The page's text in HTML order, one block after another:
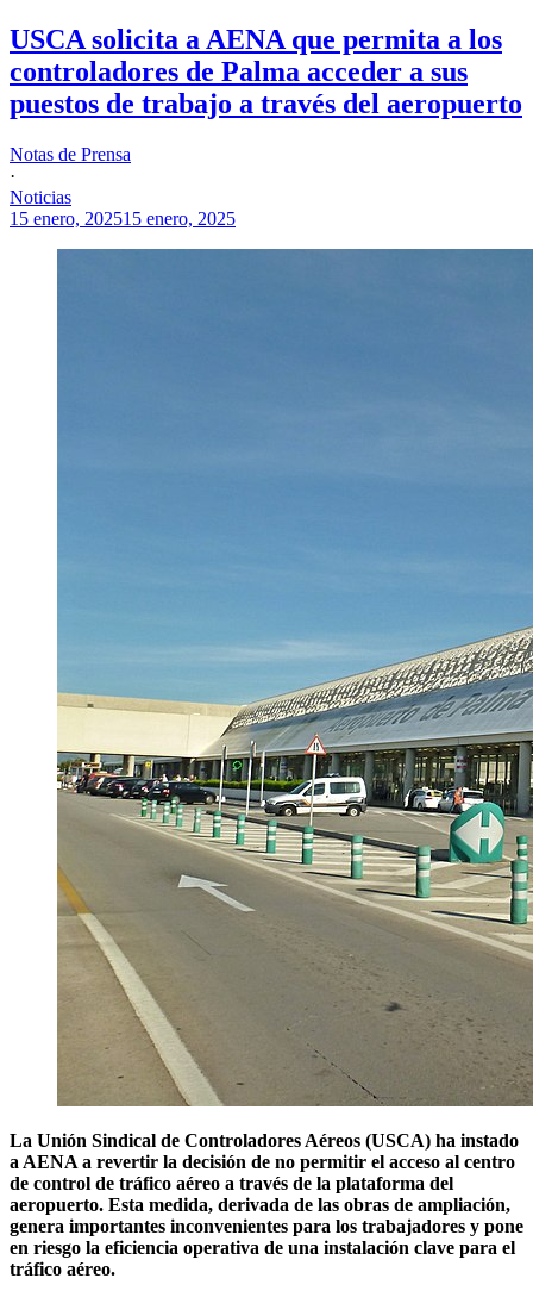
USCA solicita a AENA que permita a los
controladores de Palma acceder a sus
puestos de trabajo a través del aeropuerto
Notas de Prensa
·
Noticias
15 enero, 202515 enero, 2025
La Unión Sindical de Controladores Aéreos (USCA) ha instado
a AENA a revertir la decisión de no permitir el acceso al centro
de control de tráfico aéreo a través de la plataforma del
aeropuerto. Esta medida, derivada de las obras de ampliación,
genera importantes inconvenientes para los trabajadores y pone
en riesgo la eficiencia operativa de una instalación clave para el
tráfico aéreo.